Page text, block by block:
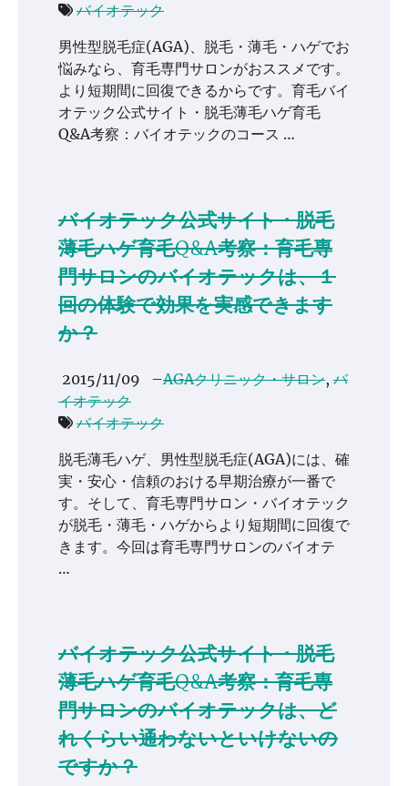
バイオテック
男性型脱毛症(AGA)、脱毛・薄毛・ハゲでお
悩みなら、育毛専門サロンがおススメです。
より短期間に回復できるからです。育毛バイ
オテック公式サイト・脱毛薄毛ハゲ育毛
Q&A考察：バイオテックのコース …
バイオテック公式サイト・脱毛
薄毛ハゲ育毛Q&A考察：育毛専
門サロンのバイオテックは、１
回の体験で効果を実感できます
か？
2015/11/09 –AGAクリニック・サロン, バ
イオテック
バイオテック
脱毛薄毛ハゲ、男性型脱毛症(AGA)には、確
実・安心・信頼のおける早期治療が一番で
す。そして、育毛専門サロン・バイオテック
が脱毛・薄毛・ハゲからより短期間に回復で
きます。今回は育毛専門サロンのバイオテ
…
バイオテック公式サイト・脱毛
薄毛ハゲ育毛Q&A考察：育毛専
門サロンのバイオテックは、ど
れくらい通わないといけないの
ですか？